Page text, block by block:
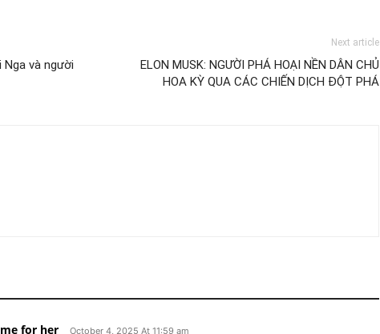
và người
Next article
ELON MUSK: NGƯỜI PHÁ HOẠI NỀN DÂN CHỦ
HOA KỲ QUA CÁC CHIẾN DỊCH ĐỘT PHÁ
for her October 4, 2025 At 11:59 am